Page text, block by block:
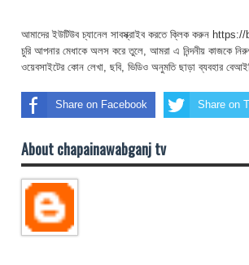
আমাদের ইউটিউব চ্যানেল সাবস্ক্রাইব করতে ক্লিক করুন
চুরি আপনার মেধাকে অলস করে তুলে, আমরা এ নিন্দনীয় কাজকে
ওয়েবসাইটের কোন লেখা, ছবি, ভিডিও অনুমতি ছাড়া ব্যবহার
Share on Facebook Share on
About chapainawabganj tv